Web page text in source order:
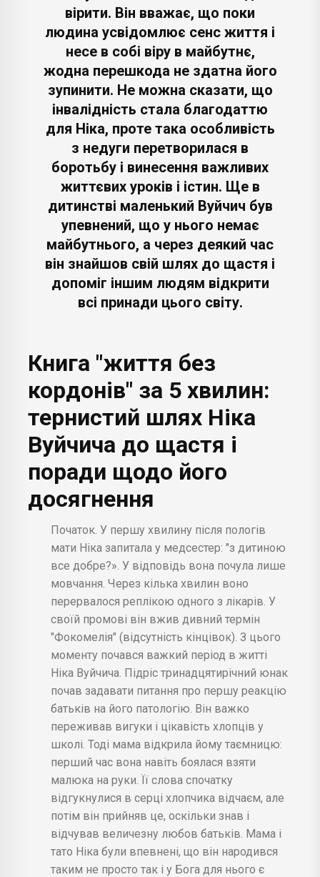
вірити. Він вважає, що поки
людина усвідомлює сенс життя і
несе в собі віру в майбутнє,
жодна перешкода не здатна його
зупинити. Не можна сказати, що
інвалідність стала благодаттю
для Ніка, проте така особливість
з недуги перетворилася в
боротьбу і винесення важливих
життєвих уроків і істин. Ще в
дитинстві маленький Вуйчич був
упевнений, що у нього немає
майбутнього, а через деякий час
він знайшов свій шлях до щастя і
допоміг іншим людям відкрити
всі принади цього світу.
Книга "життя без
кордонів" за 5 хвилин:
тернистий шлях Ніка
Вуйчича до щастя і
поради щодо його
досягнення
Початок. У першу хвилину після пологів
мати Ніка запитала у медсестер: "з дитиною
все добре?». У відповідь вона почула лише
мовчання. Через кілька хвилин воно
перервалося реплікою одного з лікарів. У
своїй промові він вжив дивний термін
"Фокомелія" (відсутність кінцівок). З цього
моменту почався важкий період в житті
Ніка Вуйчича. Підріс тринадцятирічний юнак
почав задавати питання про першу реакцію
батьків на його патологію. Він важко
переживав вигуки і цікавість хлопців у
школі. Тоді мама відкрила йому таємницю:
перший час вона навіть боялася взяти
малюка на руки. Її слова спочатку
відгукнулися в серці хлопчика відчаєм, але
потім він прийняв це, оскільки знав і
відчував величезну любов батьків. Мама і
тато Ніка були впевнені, що він народився
таким не просто так і у Бога для нього є